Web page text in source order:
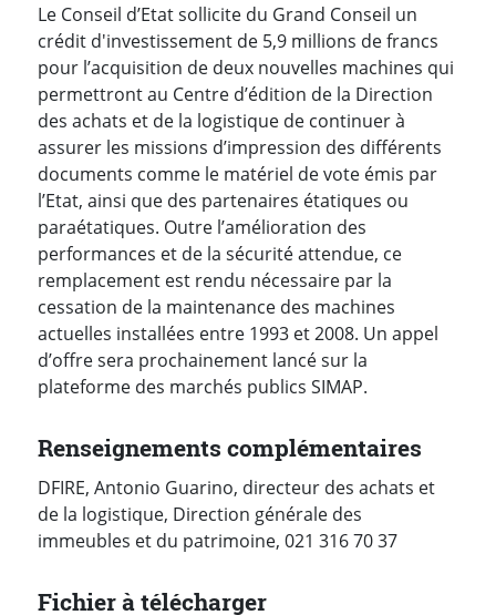
Le Conseil d’Etat sollicite du Grand Conseil un
crédit d'investissement de 5,9 millions de francs
pour l’acquisition de deux nouvelles machines qui
permettront au Centre d’édition de la Direction
des achats et de la logistique de continuer à
assurer les missions d’impression des différents
documents comme le matériel de vote émis par
l’Etat, ainsi que des partenaires étatiques ou
paraétatiques. Outre l’amélioration des
performances et de la sécurité attendue, ce
remplacement est rendu nécessaire par la
cessation de la maintenance des machines
actuelles installées entre 1993 et 2008. Un appel
d’offre sera prochainement lancé sur la
plateforme des marchés publics SIMAP.
Renseignements complémentaires
DFIRE, Antonio Guarino, directeur des achats et
de la logistique, Direction générale des
immeubles et du patrimoine, 021 316 70 37
Fichier à télécharger